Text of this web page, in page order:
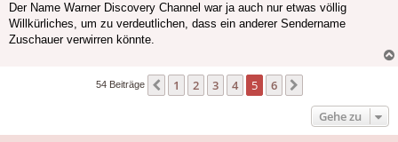
Der Name Warner Discovery Channel war ja auch nur etwas völlig
Willkürliches, um zu verdeutlichen, dass ein anderer Sendername
Zuschauer verwirren könnte.
54 Beiträge Vorherige
1 2 3 4 5 6
Gehe zu